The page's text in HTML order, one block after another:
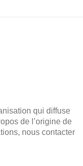
qui diffuse
de l’origine de
nous contacter